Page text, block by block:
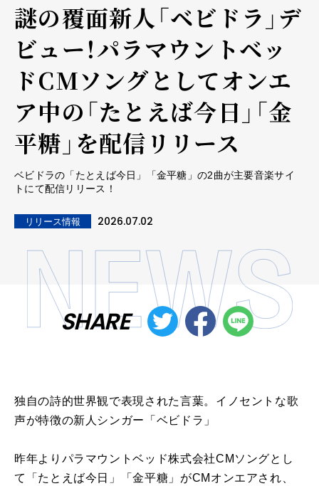
謎の覆面新人「ベビドラ」デ
ビュー！パラマウントベッ
ドCMソングとしてオンエ
ア中の「たとえば今日」「金
平糖」を配信リリース
ベビドラの「たとえば今日」「金平糖」の2曲が主要音楽サイ
トにて配信リリース！
リリース情報 2026.07.02
SHARE
独⾃の詩的世界観で表現された⾔葉。イノセントな歌
声が特徴の新⼈シンガー「ベビドラ」
昨年よりパラマウントベッド株式会社CMソングとし
て「たとえば今日」「金平糖」がCMオンエアされ、